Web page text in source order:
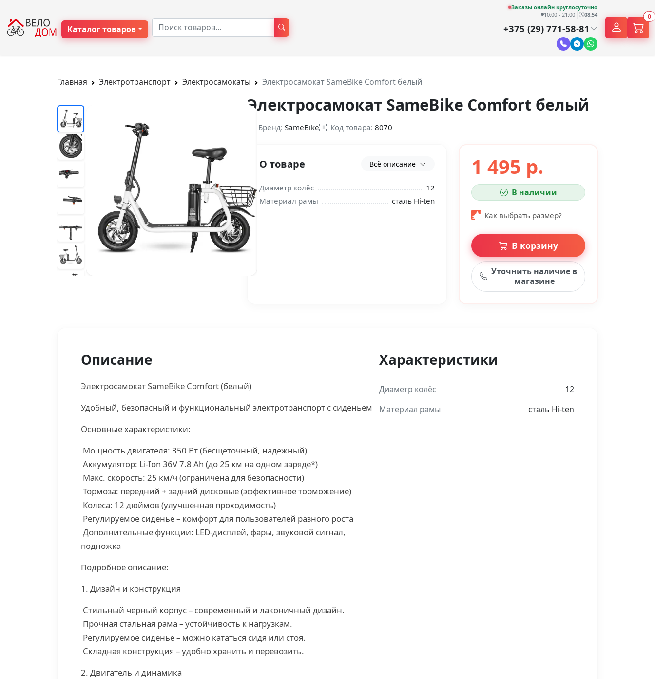
Каталог товаров
Заказы онлайн круглосуточно
10:00 - 21:00 | 08:54
+375 (29) 771-58-81
0
Главная Электротранспорт Электросамокаты Электросамокат SameBike Comfort белый
Электросамокат SameBike Comfort белый
Бренд: SameBike Код товара: 8070
О товаре Всё описание
Диаметр колёс
12
Материал рамы
сталь Hi-ten
1 495 р.
В наличии
Как выбрать размер?
В корзину
Уточнить наличие в
магазине
Описание
Электросамокат SameBike Comfort (белый)
Удобный, безопасный и функциональный электротранспорт с сиденьем
Основные характеристики:
Мощность двигателя: 350 Вт (бесщеточный, надежный)
Аккумулятор: Li-Ion 36V 7.8 Ah (до 25 км на одном заряде*)
Макс. скорость: 25 км/ч (ограничена для безопасности)
Тормоза: передний + задний дисковые (эффективное торможение)
Колеса: 12 дюймов (улучшенная проходимость)
Регулируемое сиденье – комфорт для пользователей разного роста
Дополнительные функции: LED-дисплей, фары, звуковой сигнал,
подножка
Подробное описание:
1. Дизайн и конструкция
Стильный черный корпус – современный и лаконичный дизайн.
Прочная стальная рама – устойчивость к нагрузкам.
Регулируемое сиденье – можно кататься сидя или стоя.
Складная конструкция – удобно хранить и перевозить.
2. Двигатель и динамика
Характеристики
Диаметр колёс
12
Материал рамы
сталь Hi-ten